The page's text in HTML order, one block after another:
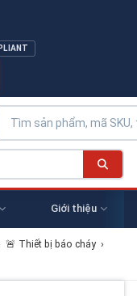
Giới thiệu
🚨 Thiết bị báo cháy ›